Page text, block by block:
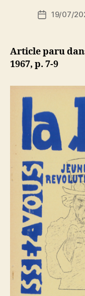
Date19/07/
Article paru
1967, p. 7-9